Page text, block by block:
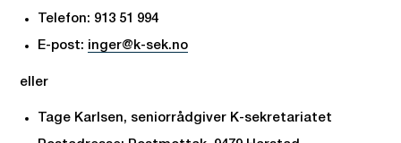
Telefon: 913 51 994
E-post: inger@k-sek.no
eller
Tage Karlsen, seniorrådgiver K-sekretariatet